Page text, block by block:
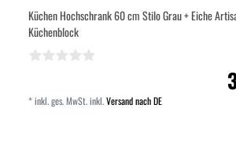
Küchen Hochschrank 60 cm Stilo Grau + Eiche
Küchenblock
*inkl. ges. MwSt.inkl.Versand nach DE